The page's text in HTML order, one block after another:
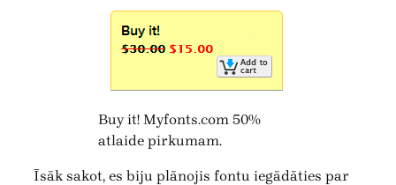
Buy it! Myfonts.com 50%
atlaide pirkumam.
Īsāk sakot, es biju plānojis fontu iegādāties par